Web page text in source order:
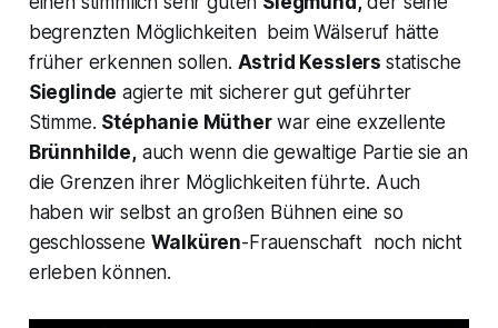
begrenzten Möglichkeiten beimWälseruf hätte
früher erkennen sollen. Astrid Kesslers statische
Sieglinde agierte mit sicherer gut geführter
Stimme. Stéphanie Mütherwar eine exzellente
Brünnhilde,auch wenn die gewaltige Partie sie an
die Grenzen ihrer Möglichkeiten führte. Auch
haben wir selbst an großen Bühnen eine so
geschlossene Walküren-Frauenschaft noch nicht
erleben können.